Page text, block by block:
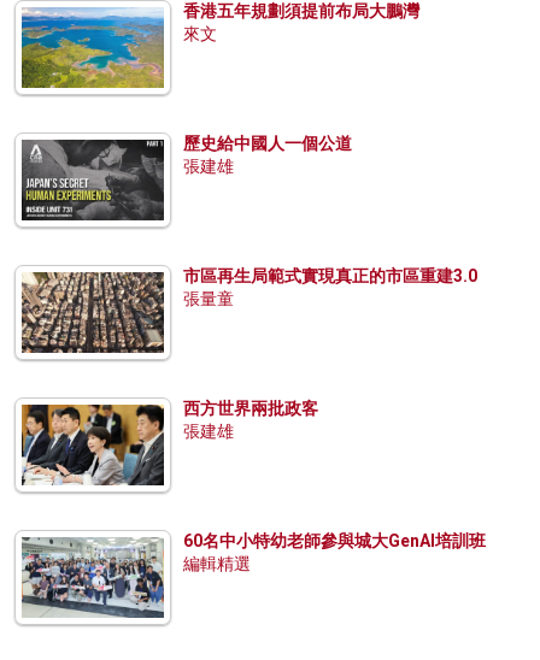
香港五年規劃須提前布局大鵬灣
來文
歷史給中國人一個公道
張建雄
市區再生局範式實現真正的市區重建3.0
張量童
西方世界兩批政客
張建雄
60名中小特幼老師參與城大GenAI培訓班
編輯精選